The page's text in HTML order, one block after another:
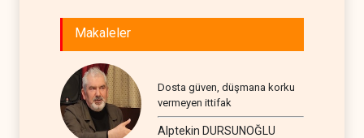
Makaleler
Dosta güven, düşmana korku
vermeyen ittifak
Alptekin DURSUNOĞLU